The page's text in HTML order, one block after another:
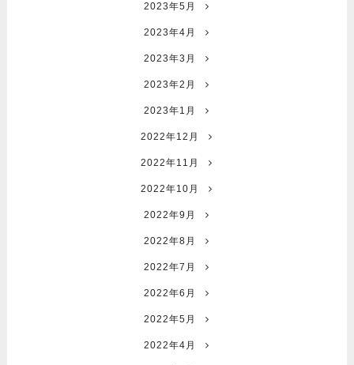
2023年5月
2023年4月
2023年3月
2023年2月
2023年1月
2022年12月
2022年11月
2022年10月
2022年9月
2022年8月
2022年7月
2022年6月
2022年5月
2022年4月